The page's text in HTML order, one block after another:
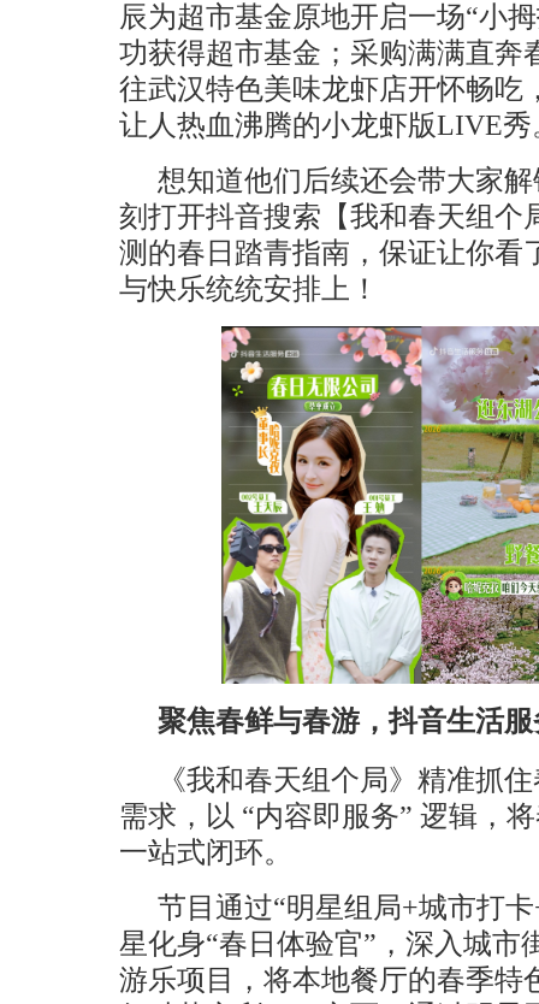
辰为超市基金原地开启一场“小
功获得超市基金；采购满满直奔
往武汉特色美味龙虾店开怀畅吃
让人热血沸腾的小龙虾版LIVE秀
想知道他们后续还会带大家
刻打开抖音搜索【我和春天组个
测的春日踏青指南，保证让你看
与快乐统统安排上！
聚焦春鲜与春游，抖音生活
《我和春天组个局》精准抓
需求，以 “内容即服务” 逻辑，
一站式闭环。
节目通过“明星组局+城市打
星化身“春日体验官”，深入城市
游乐项目，将本地餐厅的春季特